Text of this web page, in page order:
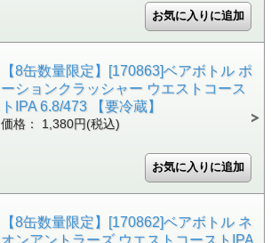
【8缶数量限定】[170863]ベアボトル ポ
ーションクラッシャー ウエストコース
トIPA 6.8/473 【要冷蔵】
価格： 1,380円(税込)
【8缶数量限定】[170862]ベアボトル ネ
オンアントラーズ ウエストコーストIPA